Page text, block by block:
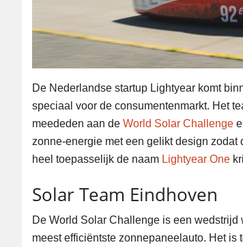
De Nederlandse startup Lightyear komt
speciaal voor de consumentenmarkt. Het
meededen aan de World Solar Challenge
zonne-energie met een gelikt design zodat
heel toepasselijk de naam Lightyear One
Solar Team Eindhoven
De World Solar Challenge is een
meest efficiëntste zonnepaneelauto. Het